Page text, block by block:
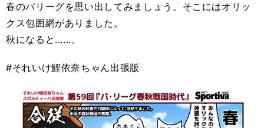
春のパリーグを思い出してみましょう。そこにはオリッ
クス包囲網がありました。
秋になると......。
#それいけ鯉依奈ちゃん出張版